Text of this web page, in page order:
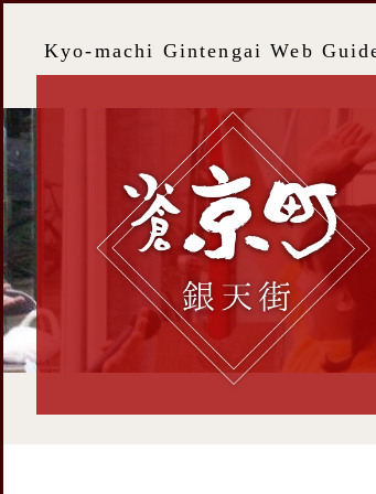
Kyo-machi Gintengai Web